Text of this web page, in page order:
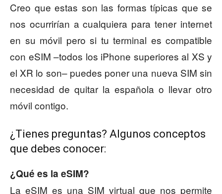
Creo que estas son las formas típicas que se
nos ocurrirían a cualquiera para tener internet
en su móvil pero si tu terminal es compatible
con eSIM –todos los iPhone superiores al XS y
el XR lo son– puedes poner una nueva SIM sin
necesidad de quitar la española o llevar otro
móvil contigo.
¿Tienes preguntas? Algunos conceptos
que debes conocer:
¿Qué es la eSIM?
La eSIM es una SIM virtual que nos permite